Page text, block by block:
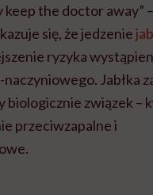
keep the doctor away”
się, że jedzenie
ryzyka
Jabłka
biologicznie związek –
przeciwzapalne i